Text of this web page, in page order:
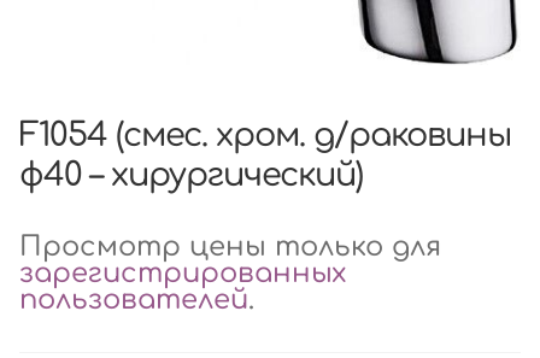
F1054 (смес. хром. д/раковины
ф40 – хирургический)
Просмотр цены только для
зарегистрированных
пользователей.